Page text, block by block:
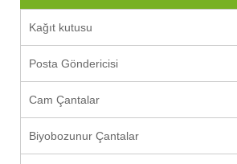
Kağıt kutusu
Posta Göndericisi
Cam Çantalar
Biyobozunur Çantalar